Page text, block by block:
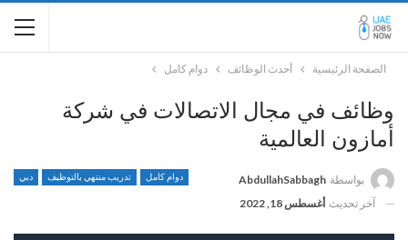
الصفحة الرئيسية أحدث الوظائف دوام كامل
وظائف في مجال الاتصالات في شركة
أمازون العالمية
دوام كامل تدريب منتهي بالتوظيف دبي بواسطة AbdullahSabbagh
آخر تحديث أغسطس 18, 2022